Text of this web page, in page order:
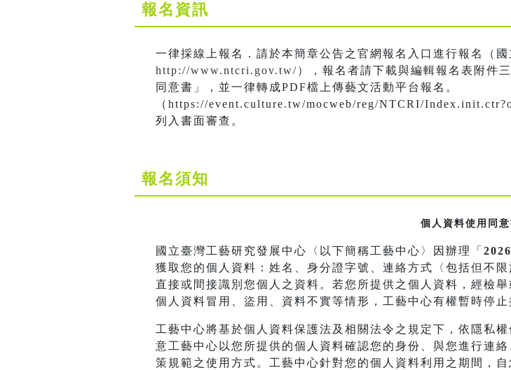
報名資訊
一律採線上報名．請於本簡章公告之官網報名入口進行報名（
http://www.ntcri.gov.tw/），報名者請下載與編輯報名表附件
同意書」，並一律轉成PDF檔上傳藝文活動平台報名。
（https://event.culture.tw/mocweb/reg/NTCRI/
列入書面審查。
報名須知
個人資料使用同意
國立臺灣工藝研究發展中心〈以下簡稱工藝中心〉因辦理「
獲取您的個人資料：姓名、身分證字號、連絡方式〈包括但不
直接或間接識別您個人之資料。若您所提供之個人資料，經檢
個人資料冒用、盜用、資料不實等情形，工藝中心有權暫時停止
工藝中心將基於個人資料保護法及相關法令之規定下，依隱私
意工藝中心以您所提供的個人資料確認您的身份、與您進行連
策規範之使用方式。工藝中心針對您的個人資料利用之期間，